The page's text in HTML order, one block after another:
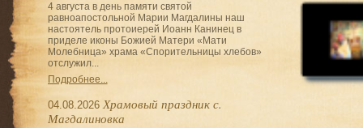
4 августа в день памяти святой
равноапостольной Марии Магдалины наш
настоятель протоиерей Иоанн Канинец в
приделе иконы Божией Матери «Мати
Молебница» храма «Спорительницы хлебов»
отслужил...
Подробнее...
04.08.2026 Храмовый праздник с.
Магдалиновка